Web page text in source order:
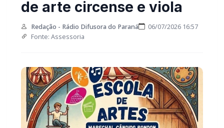
Redação - Rádio Difusora do Paraná
06/07/2026 16:57